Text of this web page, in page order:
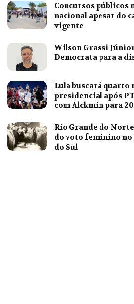
Concursos públicos
nacional apesar do
vigente
Wilson Grassi
Democrata para a
Lula buscará quarto
presidencial após
com Alckmin para
Rio Grande do
do voto feminino no
do Sul